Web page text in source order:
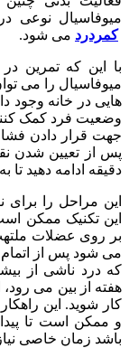
میوفاسیال نوعی
کمردرد می شود.
با این که تمرین در
میوفاسیال را می
هایی در خانه وجود
وضعیت فرد کمک
جهت قرار دادن
پس
از تعیین شدن
دقیقه ادامه دهید تا به
این مراحل را برای
این تکنیک ممکن
بر
روی عضلات
می شود پس از اتمام
که درد ناشی از
هفته از بین می رود،
کار
شوید. این راهکار
و ممکن است تا پیدا
باشد زمان خاصی نیاز